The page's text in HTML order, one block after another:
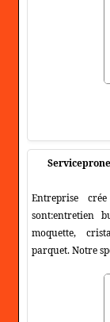
Entreprise
sont:entretien
moquette,
parquet. Notre